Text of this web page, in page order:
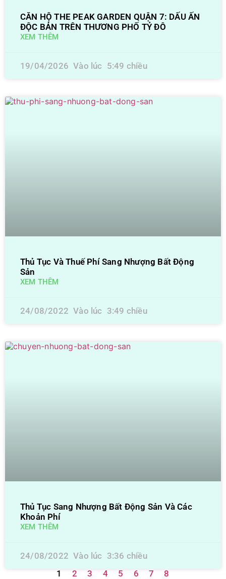
CĂN HỘ THE PEAK GARDEN QUẬN 7: DẤU ẤN
ĐỘC BẢN TRÊN THƯƠNG PHỐ TỶ ĐÔ
XEM THÊM
19/04/2026 5:49 chiều
Thủ Tục Và Thuế Phí Sang Nhượng Bất Động
Sản
XEM THÊM
24/08/2022 3:49 chiều
Thủ Tục Sang Nhượng Bất Động Sản Và Các
Khoản Phí
XEM THÊM
24/08/2022
3:36 chiều
1
2 3 4 5 6 7 8